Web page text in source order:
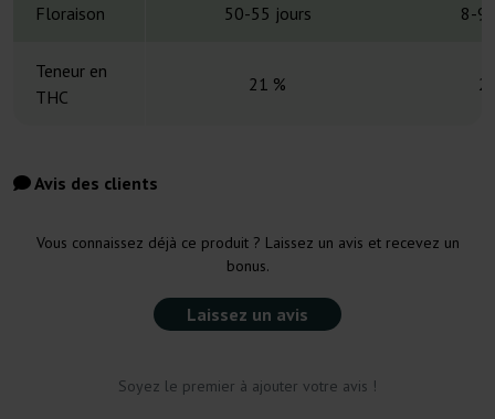
Floraison 50-55 jours 8-9
Teneur en
THC
21 %
Avis des clients
Vous connaissez déjà ce produit ? Laissez un avis et recevez un
bonus.
Laissez un avis
Soyez le premier à ajouter votre avis !